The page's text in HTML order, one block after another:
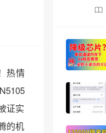
热情
证实
的机